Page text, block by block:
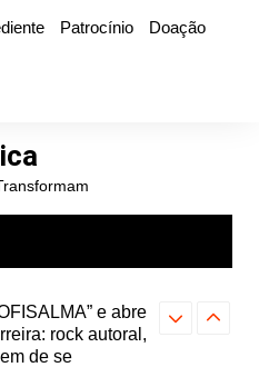
Patrocínio
Doação
“Projeção”,
digitais
Farofa